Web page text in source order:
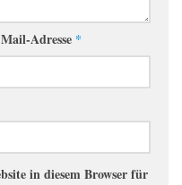
Adresse *
in diesem Browser für